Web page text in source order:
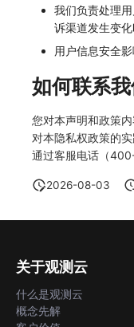
我们负责处理
诉渠道发生变化
用户信息安全
如何联系
您对本声明和政策
对本隐私权政策的
通过客服电话（
2026-08-03
关于观测云
什么是观测云
概念先解